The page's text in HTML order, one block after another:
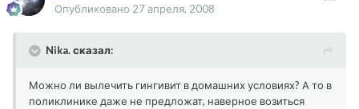
Опубликовано 27 апреля, 2008
Nika. сказал:
Можно ли вылечить гингивит в домашних условиях? А то в
поликлинике даже не предложат, наверное возиться